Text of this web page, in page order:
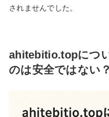
されませんでした。
ahitebitio.topにつ
のは安全ではない